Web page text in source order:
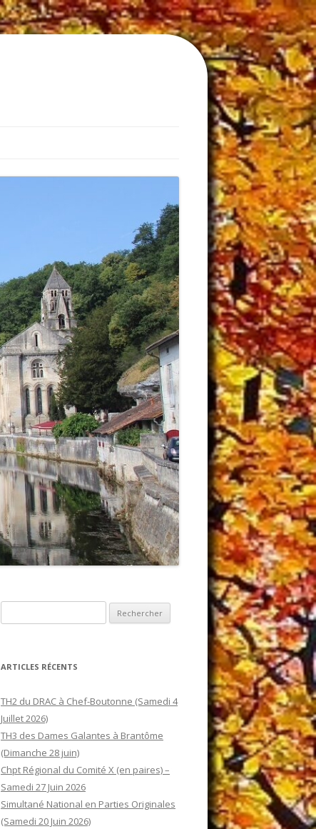
ARTICLES RÉCENTS
TH2 du DRAC à Chef-Boutonne (Samedi 4
Juillet 2026)
TH3 des Dames Galantes à Brantôme
(Dimanche 28 juin)
Chpt Régional du Comité X (en paires) –
Samedi 27 Juin 2026
Simultané National en Parties Originales
(Samedi 20 Juin 2026)